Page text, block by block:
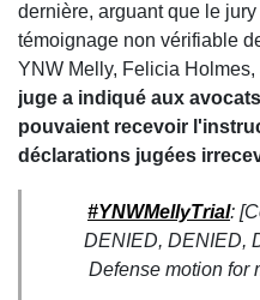
dernière, arguant que le
témoignage non vérifiable
YNW Melly, Felicia Holmes,
juge a indiqué aux
pouvaient recevoir
déclarations jugées
#YNWMellyTrial:
DENIED, DENIED,
Defense motion for